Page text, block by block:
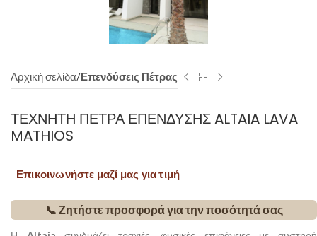
Αρχική σελίδα Επενδύσεις Πέτρας
ΤΕΧΝΗΤΉ ΠΈΤΡΑ ΕΠΈΝΔΥΣΗΣ ALTAIA LAVA
MATHIOS
Επικοινωνήστε μαζί μας για τιμή
📞 Ζητήστε προσφορά για την ποσότητά σας